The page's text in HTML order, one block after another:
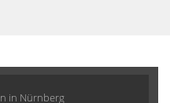
in Nürnberg